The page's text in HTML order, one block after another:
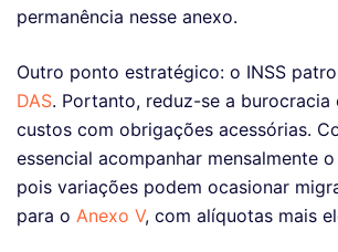
permanência nesse anexo.
Outro ponto estratégico: o INSS
DAS. Portanto, reduz-se a burocracia
custos com obrigações acessórias.
essencial acompanhar mensalmente
pois variações podem ocasionar
para o Anexo V, com alíquotas mais